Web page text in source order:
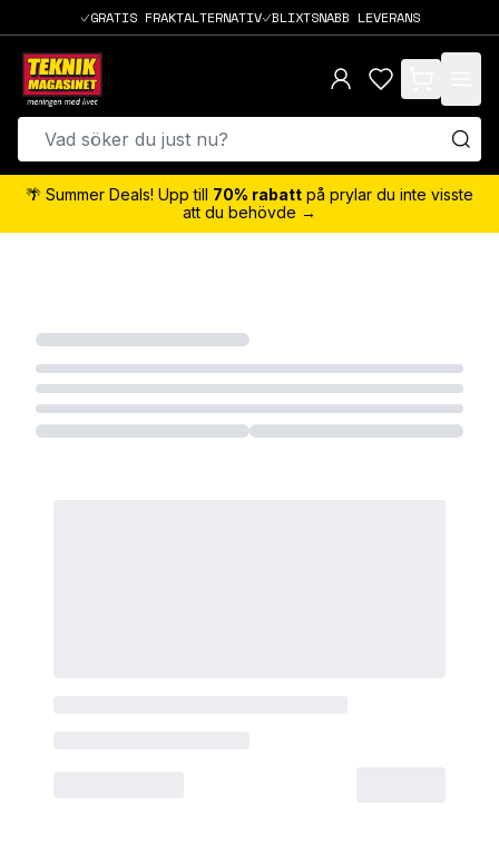
GRATIS FRAKTALTERNATIV BLIXTSNABB LEVERANS
items in cart,
🌴 Summer Deals! Upp till 70% rabatt på prylar du inte visste
att du behövde →